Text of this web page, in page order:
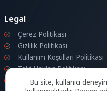
Legal
Çerez Politikası
Gizlilik Politikası
Kullanım Koşulları Politikası
Telif Hakları Politikası
İletişim
Bu site, kullanıcı